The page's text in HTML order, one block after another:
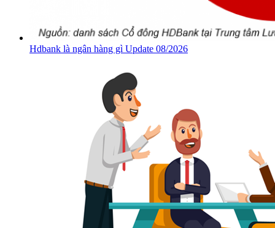
Hdbank là ngân hàng gì Update 08/2026